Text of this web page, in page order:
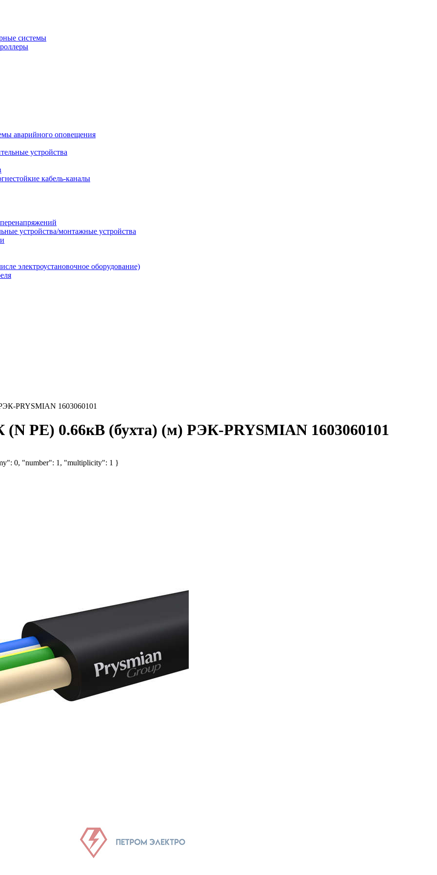
системы
аварийного оповещения
устройства
кабель-каналы
устройства/монтажные устройства
электроустановочное оборудование)
PRYSMIAN 1603060101
PE) 0.66кВ (бухта) (м) РЭК-PRYSMIAN 1603060101
0, "number": 1, "multiplicity": 1 }